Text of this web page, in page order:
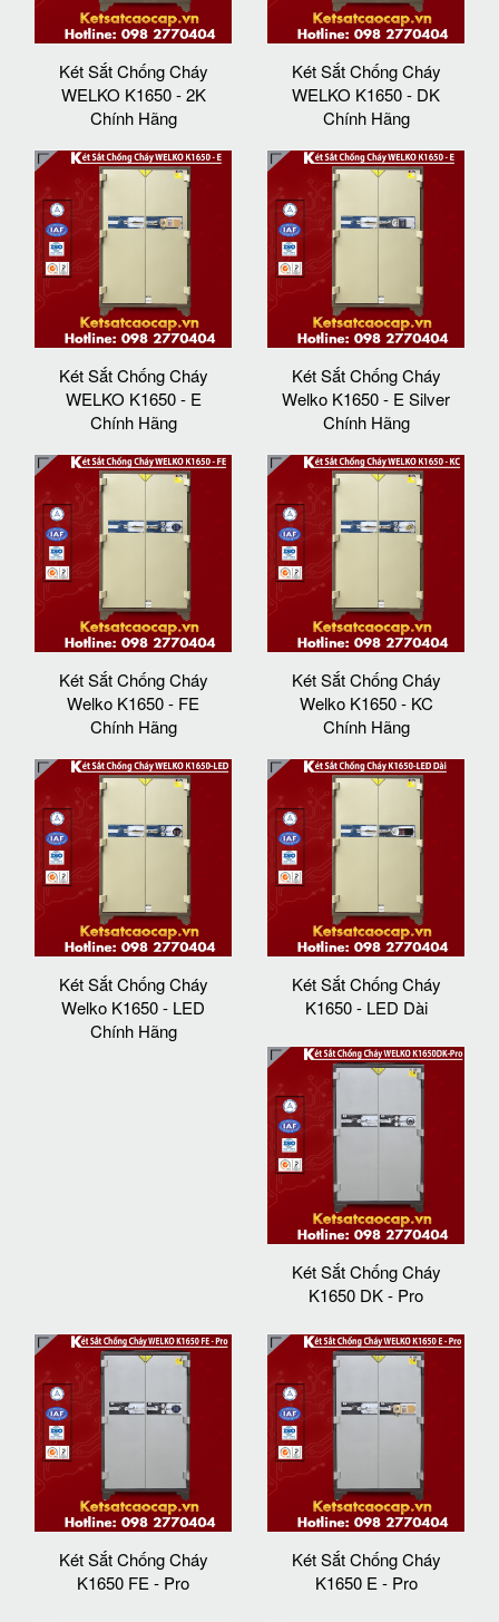
Két Sắt Chống Cháy
WELKO K1650 - 2K
Chính Hãng
Két Sắt Chống Cháy
WELKO K1650 - DK
Chính Hãng
Két Sắt Chống Cháy
WELKO K1650 - E
Chính Hãng
Két Sắt Chống Cháy
Welko K1650 - E Silver
Chính Hãng
Két Sắt Chống Cháy
Welko K1650 - FE
Chính Hãng
Két Sắt Chống Cháy
Welko K1650 - KC
Chính Hãng
Két Sắt Chống Cháy
Welko K1650 - LED
Chính Hãng
Két Sắt Chống Cháy
K1650 - LED Dài
Két Sắt Chống Cháy
K1650 DK - Pro
Két Sắt Chống Cháy
K1650 FE - Pro
Két Sắt Chống Cháy
K1650 E - Pro